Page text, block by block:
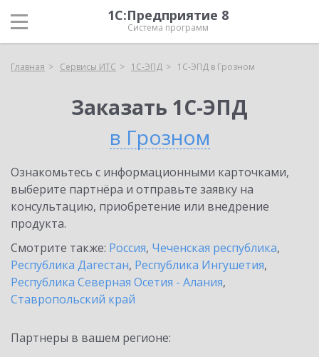
1С:Предприятие 8
Система программ
Главная Сервисы ИТС 1С-ЭПД 1С-ЭПД в Грозном
Заказать 1С-ЭПД
в Грозном
Ознакомьтесь с информационными карточками,
выберите партнёра и отправьте заявку на
консультацию, приобретение или внедрение
продукта.
Смотрите также: Россия, Чеченская республика,
Республика Дагестан, Республика Ингушетия,
Республика Северная Осетия - Алания,
Ставропольский край
Партнеры в вашем регионе: